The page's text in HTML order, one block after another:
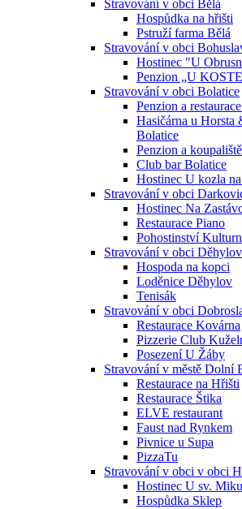
Stravování v obci Bělá
Hospůdka na hřišti
Pstruží farma Bělá
Stravování v obci
Hostinec "U
Penzion „U
Stravování v obci Bolatice
Penzion a
Hasičárna u Horsta
Bolatice
Penzion a
Club bar Bolatice
Hostinec U kozla
Stravování v obci
Hostinec Na
Restaurace Piano
Pohostinství
Stravování v obci Děhylov
Hospoda na kopci
Loděnice Děhylov
Tenisák
Stravování v obci
Restaurace Kovárna
Pizzerie Club
Posezení U Žáby
Stravování v městě Dolní
Restaurace na Hřišti
Restaurace Štika
ELVE restaurant
Faust nad Rynkem
Pivnice u Supa
PizzaTu
Stravování v obci v obci
Hostinec U sv.
Hospůdka Sklep